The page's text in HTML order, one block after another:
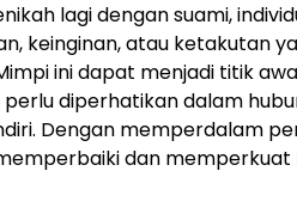
lagi dengan suami,
keinginan, atau ketakutan
ini dapat menjadi titik
diperhatikan dalam
Dengan memperdalam
dan